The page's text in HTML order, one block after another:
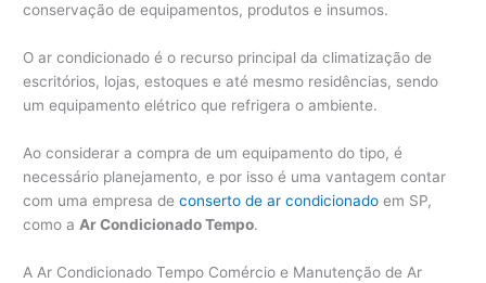
conservação de equipamentos, produtos e insumos.
O ar condicionado é o recurso principal da climatização de
escritórios, lojas, estoques e até mesmo residências, sendo
um equipamento elétrico que refrigera o ambiente.
Ao considerar a compra de um equipamento do tipo, é
necessário planejamento, e por isso é uma vantagem contar
com uma empresa deconserto de ar condicionado em SP,
como a Ar Condicionado Tempo.
A Ar Condicionado Tempo Comércio e Manutenção de Ar